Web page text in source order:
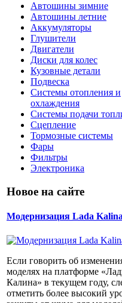
Автошины зимние
Автошины летние
Аккумуляторы
Глушители
Двигатели
Диски для колес
Кузовные детали
Подвеска
Системы отопления и
охлаждения
Системы подачи
Сцепление
Тормозные системы
Фары
Фильтры
Электроника
Новое на сайте
Модернизация Lada
Если говорить об
моделях на платформе
Калина» в текущем году,
отметить более высокий